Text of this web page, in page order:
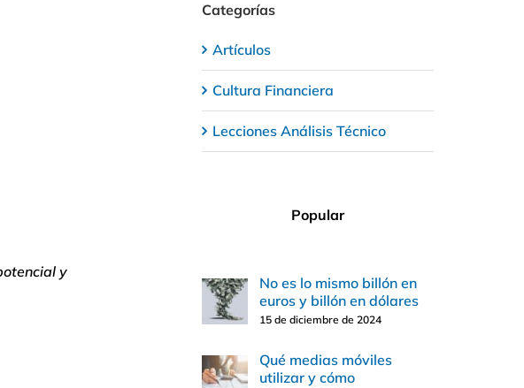
y
Categorías
Artículos
Cultura Financiera
Lecciones Análisis Técnico
Popular
No es lo mismo billón en
euros y billón en dólares
15 de diciembre de 2024
Qué medias móviles
utilizar y cómo